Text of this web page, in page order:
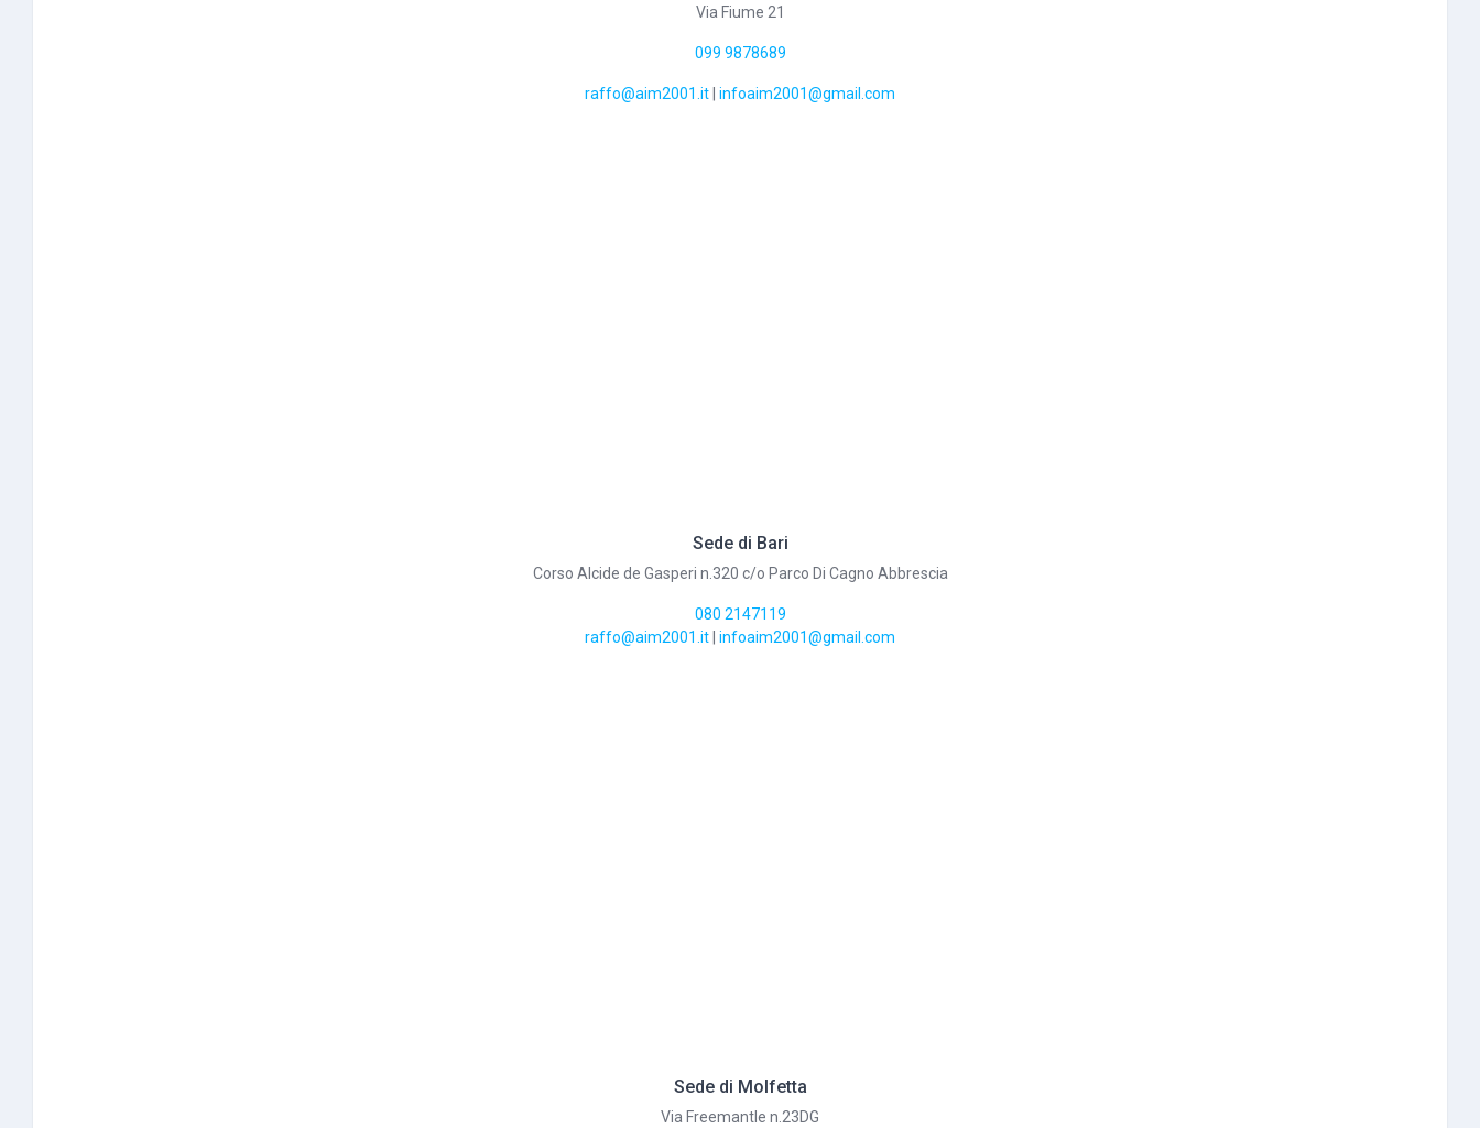
Via Fiume 21
099 9878689
raffo@aim2001.it infoaim2001@gmail.com
Sede di Bari
Corso Alcide de Gasperi n.320 c/o Parco Di Cagno Abbrescia
080 2147119
raffo@aim2001.it infoaim2001@gmail.com
Sede di Molfetta
Via Freemantle n.23DG